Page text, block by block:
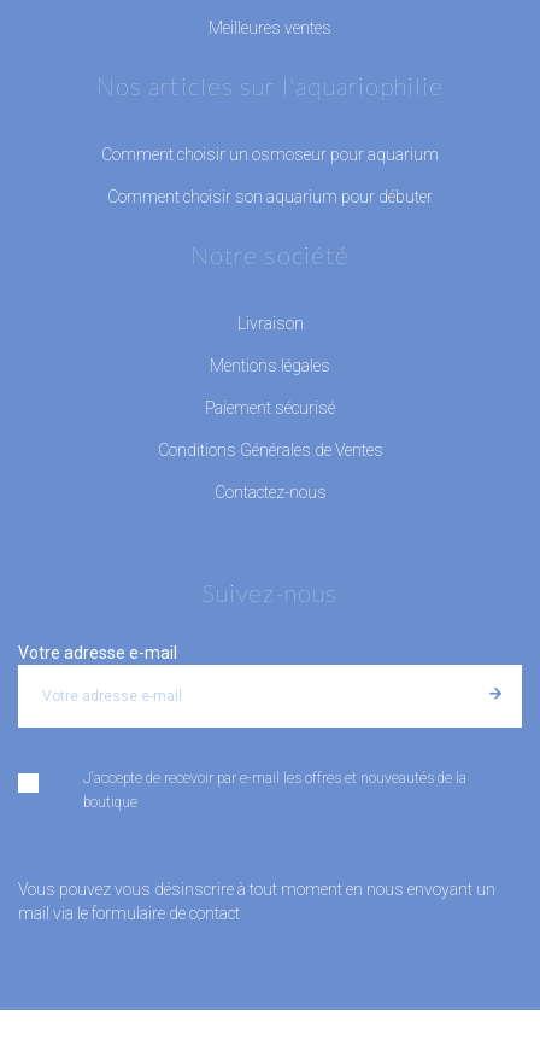
Meilleures ventes
Nos articles sur l'aquariophilie
Comment choisir un osmoseur pour aquarium
Comment choisir son aquarium pour débuter
Notre société
Livraison
Mentions légales
Paiement sécurisé
Conditions Générales de Ventes
Contactez-nous
Suivez-nous
Votre adresse e-mail
J'accepte de recevoir par e-mail les offres et nouveautés de la
boutique
Vous pouvez vous désinscrire à tout moment en nous envoyant un
mail via le formulaire de contact